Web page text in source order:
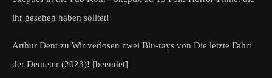
ihr gesehen haben solltet!
Arthur Dent zu Wir verlosen zwei Blu-rays von Die letzte Fahrt
der Demeter (2023)! [beendet]